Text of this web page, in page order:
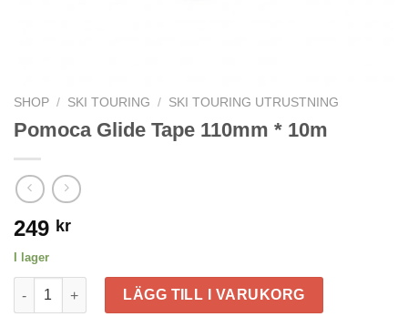
SHOP / SKI TOURING / SKI TOURING UTRUSTNING
Pomoca Glide Tape 110mm * 10m
249 kr
I lager
Pomoca Glide Tape 110mm * 10m mängd
LÄGG TILL I VARUKORG